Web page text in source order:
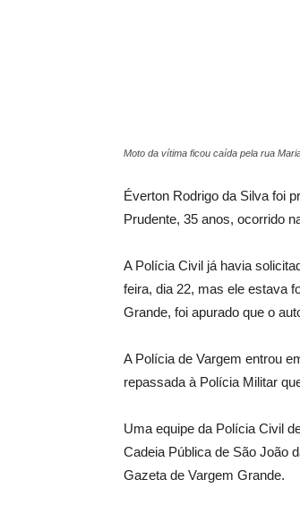
Moto da vítima ficou caída pela rua
Éverton Rodrigo da Silva foi
Prudente, 35 anos, ocorrido
A Polícia Civil já havia
feira, dia 22, mas ele estava
Grande, foi apurado que o
A Polícia de Vargem entrou
repassada à Polícia Militar
Uma equipe da Polícia Civil
Cadeia Pública de São João
Gazeta de Vargem Grande.